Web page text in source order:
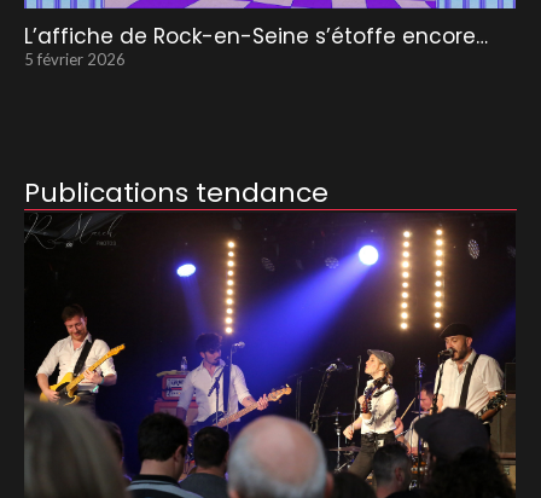
L’affiche de Rock-en-Seine s’étoffe encore…
5 février 2026
Publications tendance